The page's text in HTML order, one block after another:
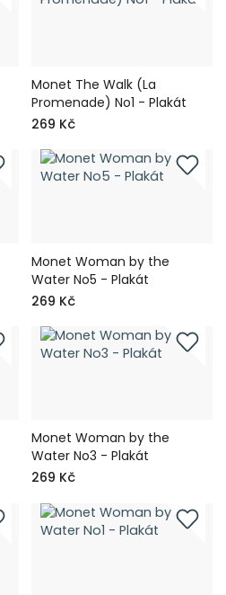
Monet The Walk (La
Promenade) No1 - Plakát
269 Kč
Monet Woman by the
Water No5 - Plakát
269 Kč
Monet Woman by the
Water No3 - Plakát
269 Kč